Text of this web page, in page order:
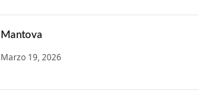
Mantova
Marzo 19, 2026